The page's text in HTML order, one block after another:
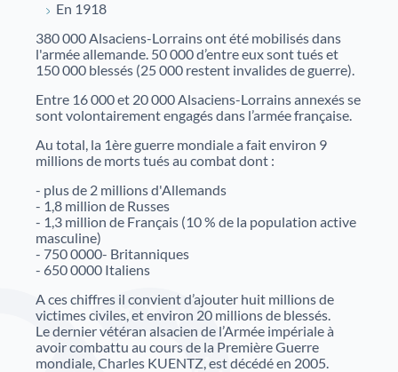
En 1918
380 000 Alsaciens-Lorrains ont été mobilisés dans
l'armée allemande. 50 000 d’entre eux sont tués et
150 000 blessés (25 000 restent invalides de guerre).
Entre 16 000 et 20 000 Alsaciens-Lorrains annexés se
sont volontairement engagés dans l’armée française.
Au total, la 1ère guerre mondiale a fait environ 9
millions de morts tués au combat dont :
- plus de 2 millions d'Allemands
- 1,8 million de Russes
- 1,3 million de Français (10 % de la population active
masculine)
- 750 0000- Britanniques
- 650 0000 Italiens
A ces chiffres il convient d’ajouter huit millions de
victimes civiles, et environ 20 millions de blessés.
Le dernier vétéran alsacien de l’Armée impériale à
avoir combattu au cours de la Première Guerre
mondiale, Charles KUENTZ, est décédé en 2005.